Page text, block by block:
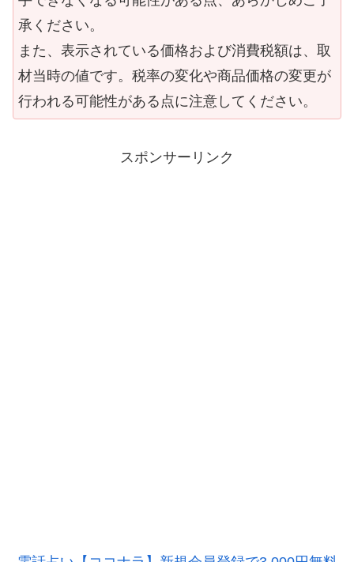
承ください。
また、表示されている価格および消費税額は、取
材当時の値です。税率の変化や商品価格の変更が
行われる可能性がある点に注意してください。
スポンサーリンク